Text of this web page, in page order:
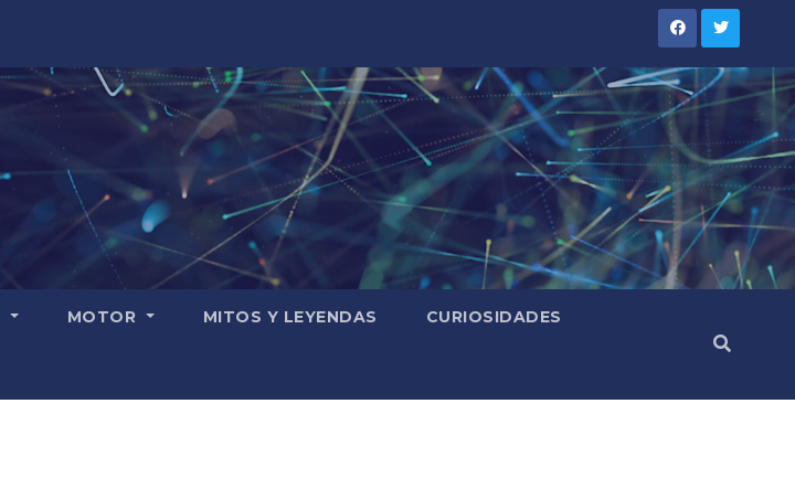
MOTOR MITOS Y LEYENDAS CURIOSIDADES